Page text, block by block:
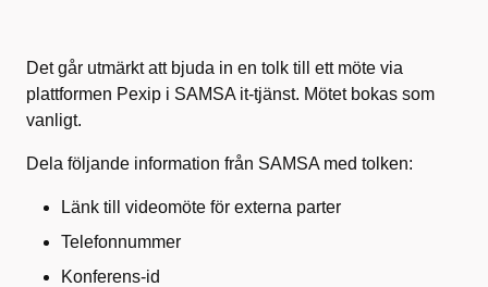
Det går utmärkt att bjuda in en tolk till ett möte via
plattformen Pexip i SAMSA it-tjänst. Mötet bokas som
vanligt.
Dela följande information från SAMSA med tolken:
Länk till videomöte för externa parter
Telefonnummer
Konferens-id